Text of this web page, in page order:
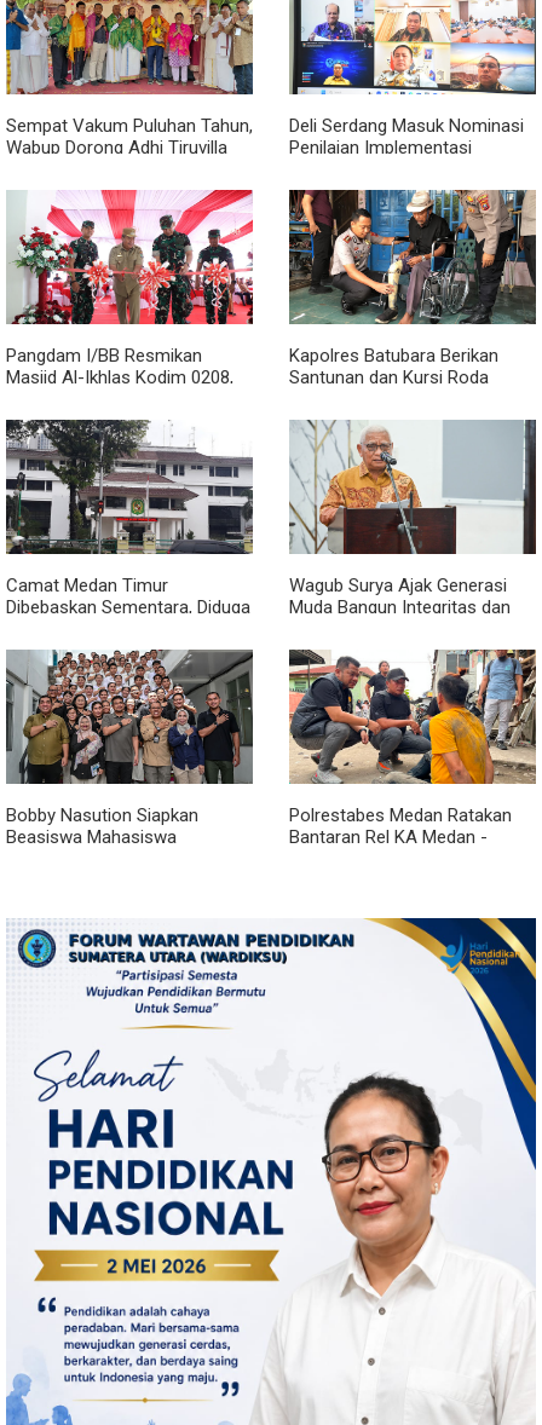
Sempat Vakum Puluhan Tahun,
Wabup Dorong Adhi Tiruvilla
Deli Serdang Masuk Nominasi
Penilaian Implementasi
Regional Sumatera
Pangdam I/BB Resmikan
Masjid Al-Ikhlas Kodim 0208,
Sinergitas Makin Kuat
Kapolres Batubara Berikan
Santunan dan Kursi Roda
Disabilitas
Camat Medan Timur
Dibebaskan Sementara, Diduga
Wagub Surya Ajak Generasi
Muda Bangun Integritas dan
Bobby Nasution Siapkan
Beasiswa Mahasiswa
Polrestabes Medan Ratakan
Bantaran Rel KA Medan -